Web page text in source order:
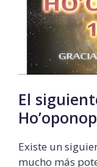
El
Existe un
mucho más